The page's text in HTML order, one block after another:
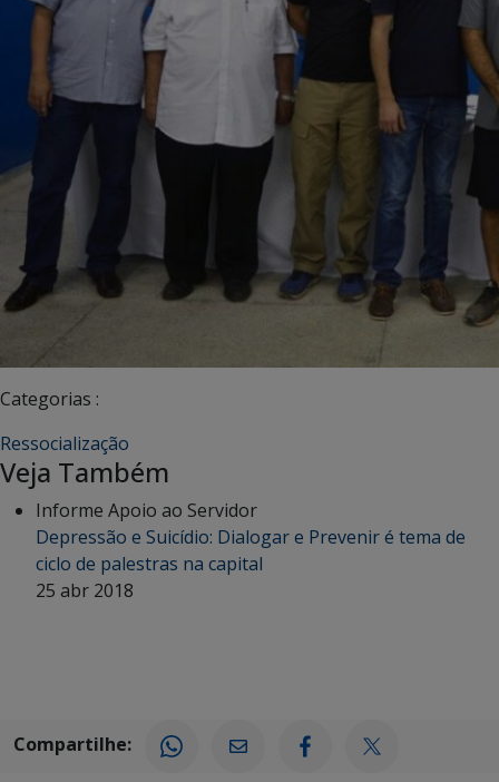
Categorias :
Ressocialização
Veja Também
Informe Apoio ao Servidor
Depressão e Suicídio: Dialogar e Prevenir é tema de
ciclo de palestras na capital
25 abr 2018
Compartilhe: